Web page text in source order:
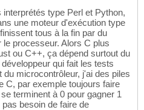
type Perl et Python,
une moteur d'exécution type
tous à la fin par du
processeur. Alors C plus
ou C++, ça dépend surtout du
qui fait les tests
microcontrôleur, j'ai des piles
C, par exemple toujours faire
terminent à 0 pour gagner 1
besoin de faire de